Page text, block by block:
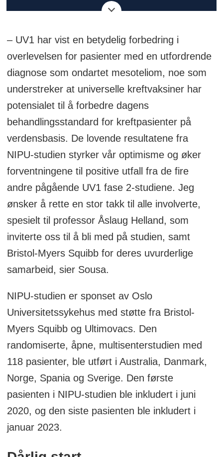
pleura parietalis (brysthinnen), og langt
Asbesteksponering er den viktigste
risikofaktoren for malignt pleuralt
mesoteliom (MPM). Sammenhengen
mellom mesoteliom og asbest ble første
gang påvist på 60-tallet. Importen av
asbest til Norge skjøt fart etter 2.
verdenskrig. I 1977 ble import av asbest
regulert, og i 1982 forbudt. Fra
eksponering til klinisk sykdom er
latenstiden 30-50 år. Tradisjonelt har
arbeidere i industri der asbest har vært
brukt blitt oftest og hardest rammet. Høy
forekomst er observert hos arbeidere i
bygningsindustrien (eternittplater), i
smelteverksindustrien (isolasjon), sjøfolk
(bremsebånd) (1). Nord-Europa har den
høyeste insidensraten for MPM i verden,
og insidens har ligget stabilt de siste 20
årene. I Norge ble 93 pasienter
diagnostisert med MPM uavhengig av
stadium i 2019, og antall pasienter i løpet
av en femårsperiode har ligget på om lag
350 (1). De siste årene har insidensen i
Norge vært ca 6070 tilfeller for menn, og
ca 15 tilfeller blant kvinner.
– UV1 har vist en betydelig forbedring i
overlevelsen for pasienter med en utfordrende
diagnose som ondartet mesoteliom, noe som
understreker at universelle kreftvaksiner har
potensialet til å forbedre dagens
behandlingsstandard for kreftpasienter på
verdensbasis. De lovende resultatene fra
NIPU-studien styrker vår optimisme og øker
forventningene til positive utfall fra de fire
andre pågående UV1 fase 2-studiene. Jeg
ønsker å rette en stor takk til alle involverte,
spesielt til professor Åslaug Helland, som
inviterte oss til å bli med på studien, samt
Bristol-Myers Squibb for deres uvurderlige
samarbeid, sier Sousa.
NIPU-studien er sponset av Oslo
Universitetssykehus med støtte fra Bristol-
Myers Squibb og Ultimovacs. Den
randomiserte, åpne, multisenterstudien med
118 pasienter, ble utført i Australia, Danmark,
Norge, Spania og Sverige. Den første
pasienten i NIPU-studien ble inkludert i juni
2020, og den siste pasienten ble inkludert i
januar 2023.